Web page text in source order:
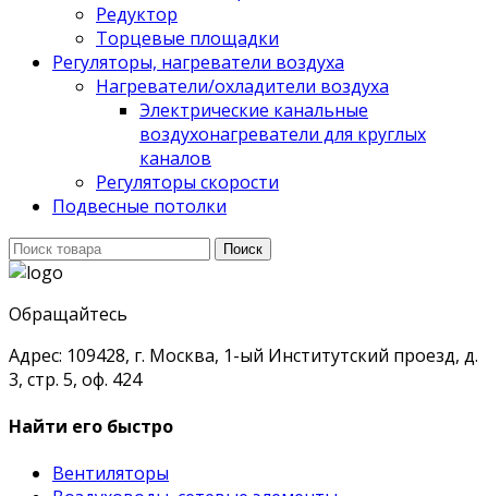
Редуктор
Торцевые площадки
Регуляторы, нагреватели воздуха
Нагреватели/охладители воздуха
Электрические канальные
воздухонагреватели для круглых
каналов
Регуляторы скорости
Подвесные потолки
Поиск
для:
Поиск
Обращайтесь
Адрес: 109428, г. Москва, 1-ый Институтский проезд, д.
3, стр. 5, оф. 424
Найти его быстро
Вентиляторы